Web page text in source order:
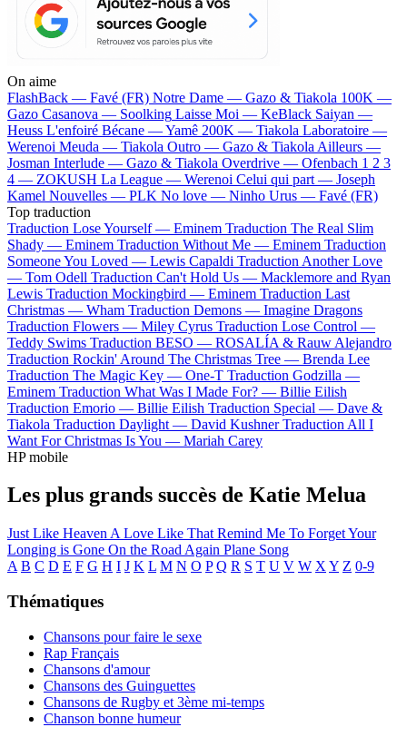
On aime
FlashBack — Favé (FR) Notre Dame — Gazo & Tiakola 100K —
Gazo Casanova — Soolking Laisse Moi — KeBlack Saiyan —
Heuss L'enfoiré Bécane —Yamê 200K — Tiakola Laboratoire —
Werenoi Meuda — Tiakola Outro — Gazo & Tiakola Ailleurs —
Josman Interlude — Gazo & Tiakola Overdrive — Ofenbach 1 2 3
4 — ZOKUSH La League — Werenoi Celui qui part — Joseph
Kamel Nouvelles — PLK No love — Ninho Urus — Favé (FR)
Top traduction
Traduction Lose Yourself — Eminem Traduction The Real Slim
Shady — Eminem Traduction Without Me — Eminem Traduction
Someone You Loved — Lewis Capaldi Traduction Another Love
— Tom Odell Traduction Can't Hold Us — Macklemore and Ryan
Lewis Traduction Mockingbird — Eminem Traduction Last
Christmas — Wham Traduction Demons — Imagine Dragons
Traduction Flowers — Miley Cyrus Traduction Lose Control —
Teddy Swims Traduction BESO — ROSALÍA & Rauw Alejandro
Traduction Rockin' Around The Christmas Tree — Brenda Lee
Traduction The Magic Key — One-T Traduction Godzilla —
Eminem Traduction What Was I Made For? — Billie Eilish
Traduction Emorio — Billie Eilish Traduction Special — Dave &
Tiakola Traduction Daylight — David Kushner Traduction All I
Want For Christmas Is You — Mariah Carey
HP mobile
Les plus grands succès de Katie Melua
Just Like Heaven A Love Like That Remind Me To ForgetYour
Longing is Gone On the Road Again Plane Song
A B C D E F G H I J K L M N O P Q R S T U V W X Y Z 0-9
Thématiques
Chansons pour faire le sexe
Rap Français
Chansons d'amour
Chansons des Guinguettes
Chansons de Rugby et 3ème mi-temps
Chanson bonne humeur